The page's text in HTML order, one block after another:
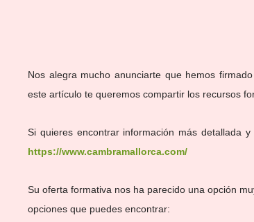
Nos alegra mucho anunciarte que hemos
este artículo te queremos compartir los recursos
https://www.cambramallorca.com/
Su oferta formativa nos ha parecido una opción
opciones que puedes encontrar: